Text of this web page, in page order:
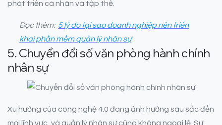
phát triển cá nhân và tập thể.
Đọc thêm: 5 lý do tại sao doanh nghiệp nên triển
khai phần mềm quản lý nhân sự
5. Chuyển đổi số văn phòng hành chính
nhân sự
Xu hướng của công nghệ 4.0 đang ảnh hưởng sâu sắc đến
mọi lĩnh vực, và quản lý nhân sự cũng không ngoại lệ. Sự